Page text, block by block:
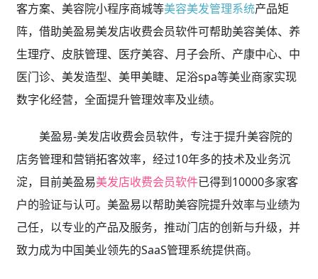
客方案、美容院小程序商城等美容美发管理系统产品矩
阵，借助美盈易美发店收费会员软件可帮助美容美体、养
生理疗、皮肤管理、医疗美容、月子会所、产康中心、中
医门诊、美发造型、美甲美睫、足浴spa等美业商家实现
数字化经营，全面提升管理效率及业绩。
美盈易-美发店收费会员软件，专注于提升美容院的
店务管理和营销拓客效率，经过10年多的技术及业务沉
淀，目前美盈易美发店收费会员软件已得到10000多家客
户的验证与认可。美盈易以帮助美容院提升效率与业绩为
己任，以专业的产品及服务，推动门店的创新与升级，并
致力成为中国美业领先的SaaS管理系统提供商。